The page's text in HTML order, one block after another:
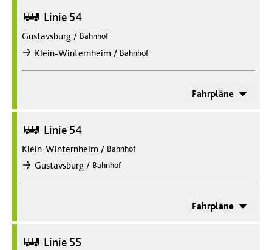
Bus Linie 54
Gustavsburg / Bahnhof
nachKlein-Winternheim / Bahnhof
Fahrpläne
Bus Linie 54
Klein-Winternheim / Bahnhof
nachGustavsburg / Bahnhof
Fahrpläne
Bus Linie 55